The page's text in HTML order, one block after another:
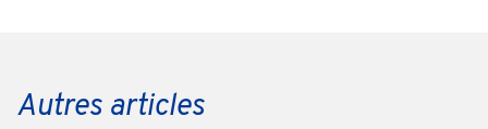
Autres articles